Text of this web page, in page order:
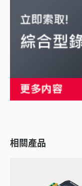
相關產品